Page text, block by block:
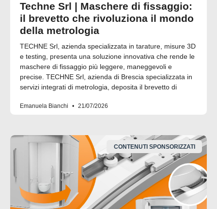
Techne Srl | Maschere di fissaggio:
il brevetto che rivoluziona il mondo
della metrologia
TECHNE Srl, azienda specializzata in tarature, misure 3D
e testing, presenta una soluzione innovativa che rende le
maschere di fissaggio più leggere, maneggevoli e
precise. TECHNE Srl, azienda di Brescia specializzata in
servizi integrati di metrologia, deposita il brevetto di
Emanuela Bianchi 21/07/2026
CONTENUTI SPONSORIZZATI